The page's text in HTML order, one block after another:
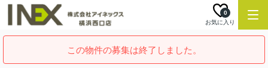
お気に入り
0
この物件の募集は終了しました。